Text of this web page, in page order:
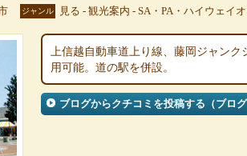
ジャンル 見る - 観光案内 - SA・PA・ハイウェイ
上信越自動車道上り線、藤岡ジャン
用可能。道の駅を併設。
ブログからクチコミを投稿する（ブログ